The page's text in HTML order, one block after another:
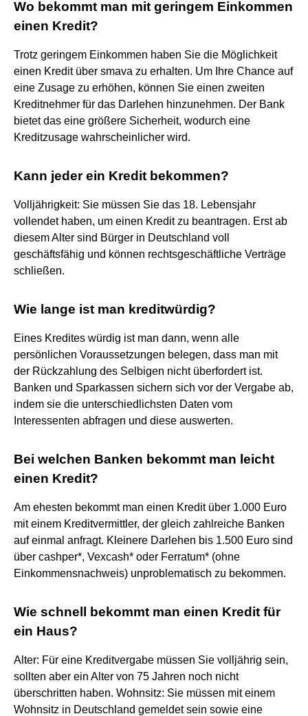
Wo bekommt man mit geringem Einkommen
einen Kredit?
Trotz geringem Einkommen haben Sie die Möglichkeit
einen Kredit über smava zu erhalten. Um Ihre Chance auf
eine Zusage zu erhöhen, können Sie einen zweiten
Kreditnehmer für das Darlehen hinzunehmen. Der Bank
bietet das eine größere Sicherheit, wodurch eine
Kreditzusage wahrscheinlicher wird.
Kann jeder ein Kredit bekommen?
Volljährigkeit: Sie müssen Sie das 18. Lebensjahr
vollendet haben, um einen Kredit zu beantragen. Erst ab
diesem Alter sind Bürger in Deutschland voll
geschäftsfähig und können rechtsgeschäftliche Verträge
schließen.
Wie lange ist man kreditwürdig?
Eines Kredites würdig ist man dann, wenn alle
persönlichen Voraussetzungen belegen, dass man mit
der Rückzahlung des Selbigen nicht überfordert ist.
Banken und Sparkassen sichern sich vor der Vergabe ab,
indem sie die unterschiedlichsten Daten vom
Interessenten abfragen und diese auswerten.
Bei welchen Banken bekommt man leicht
einen Kredit?
Am ehesten bekommt man einen Kredit über 1.000 Euro
mit einem Kreditvermittler, der gleich zahlreiche Banken
auf einmal anfragt. Kleinere Darlehen bis 1.500 Euro sind
über cashper*, Vexcash* oder Ferratum* (ohne
Einkommensnachweis) unproblematisch zu bekommen.
Wie schnell bekommt man einen Kredit für
ein Haus?
Alter: Für eine Kreditvergabe müssen Sie volljährig sein,
sollten aber ein Alter von 75 Jahren noch nicht
überschritten haben. Wohnsitz: Sie müssen mit einem
Wohnsitz in Deutschland gemeldet sein sowie eine